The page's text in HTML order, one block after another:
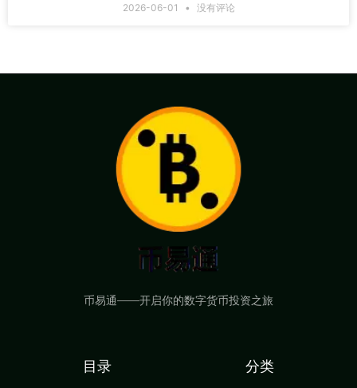
2026-06-01 没有评论
币易通——开启你的数字货币投资之旅
目录 分类